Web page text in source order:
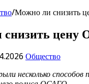
/Можно ли снизить
цену
Общество
несколько способов